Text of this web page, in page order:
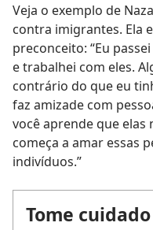
Veja o exemplo de
contra imigrantes. Ela
preconceito: “Eu
e trabalhei com eles.
contrário do que eu
faz amizade com
você aprende que elas
começa a amar essas
indivíduos.”
Tome cuidado